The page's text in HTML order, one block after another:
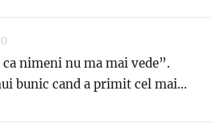
ca nimeni nu ma mai vede”.
bunic cand a primit cel mai...